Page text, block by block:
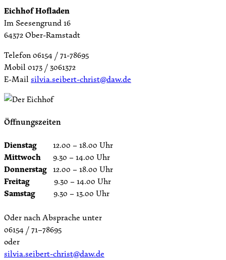
Eichhof Hofladen
Im Seesengrund 16
64372 Ober-Ramstadt
Telefon 06154 / 71-78695
Mobil 0173 / 3061372
E-Mailsilvia.seibert-christ@daw.de
Öffnungszeiten
Dienstag 12.00 – 18.00 Uhr
Mittwoch 9.30 – 14.00 Uhr
Donnerstag 12.00 – 18.00 Uhr
Freitag 9.30 – 14.00 Uhr
Samstag 9.30 – 13.00 Uhr
Oder nach Absprache unter
06154 / 71–78695
oder
silvia.seibert-christ@daw.de